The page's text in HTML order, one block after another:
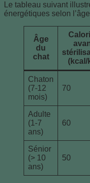
Le tableau suivant
énergétiques selon
Âge
du
chat
(kcal/
Chaton
(7-12
mois)
70
Adulte
(1-7
ans)
60
Sénior
(> 10
ans)
50